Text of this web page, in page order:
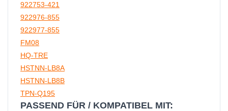
922753-421
922976-855
922977-855
FM08
HQ-TRE
HSTNN-LB8A
HSTNN-LB8B
TPN-Q195
PASSEND FÜR / KOMPATIBEL MIT: